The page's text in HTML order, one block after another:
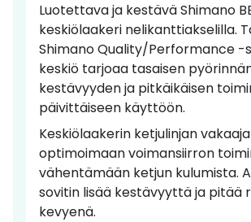
Luotettava ja kestävä Shimano
keskiölaakeri nelikanttiakselilla.
Shimano Quality/Performance -
keskiö tarjoaa tasaisen
kestävyyden ja pitkäikäisen
päivittäiseen käyttöön.
Keskiölaakerin ketjulinjan
optimoimaan voimansiirron
vähentämään ketjun kulumista.
sovitin lisää kestävyyttä ja pitää
kevyenä.